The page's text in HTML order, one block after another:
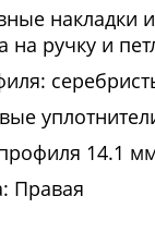
накладки
на ручку и
14.1
Правая